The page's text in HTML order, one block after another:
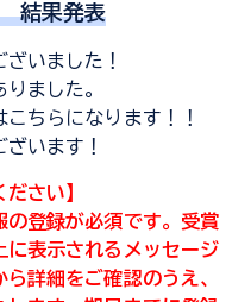
結果発表
いました！
ました。
ちらになります！！
います！
さい】
の登録が必須です。受賞
に表示されるメッセージ
詳細をご確認のうえ、